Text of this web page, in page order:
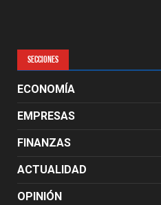
SECCIONES
ECONOMÍA
EMPRESAS
FINANZAS
ACTUALIDAD
OPINIÓN